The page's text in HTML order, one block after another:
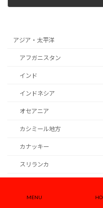
アジア・太平洋
アフガニスタン
インド
インドネシア
オセアニア
カシミール地方
カナッキー
スリランカ
チベット
MENU